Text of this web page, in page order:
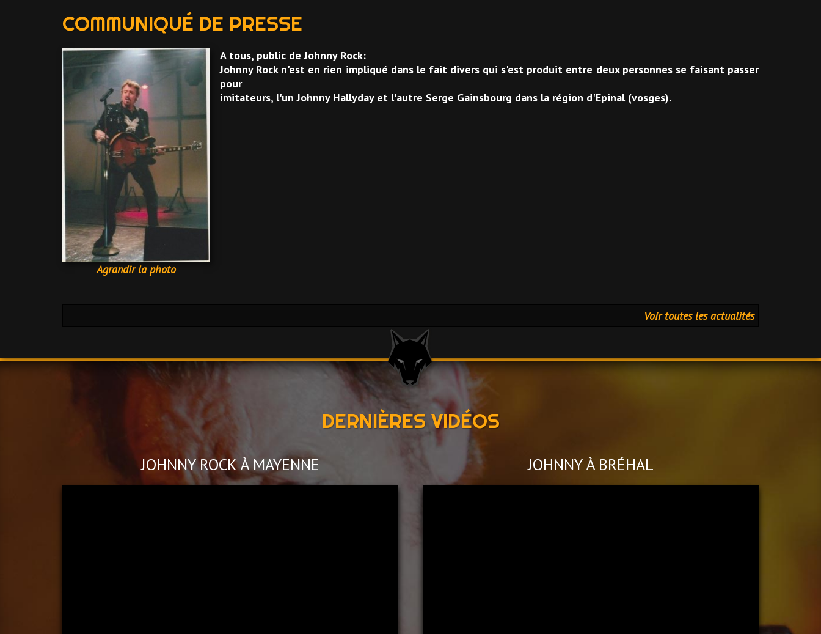
COMMUNIQUÉ DE PRESSE
Agrandir la photo
A tous, public de Johnny Rock:
Johnny Rock n'est en rien impliqué dans le fait divers qui s'est produit entre deux personnes se faisant passer
pour
imitateurs, l'un Johnny Hallyday et l'autre Serge Gainsbourg dans la région d'Epinal (vosges).
Voir toutes les actualités
DERNIÈRES VIDÉOS
JOHNNY ROCK À MAYENNE JOHNNY À BRÉHAL